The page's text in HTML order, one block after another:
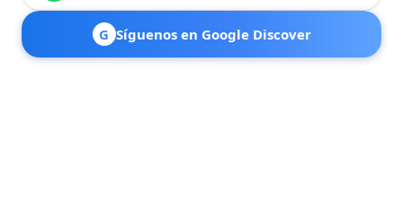
G Síguenos en Google Discover